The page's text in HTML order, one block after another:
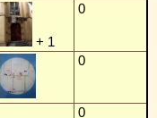
+ 1
0
0
0